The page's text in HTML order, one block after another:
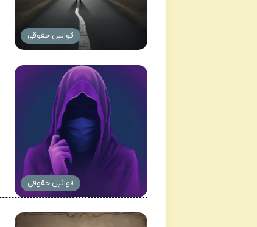
قوانین حقوقی
قوانین حقوقی